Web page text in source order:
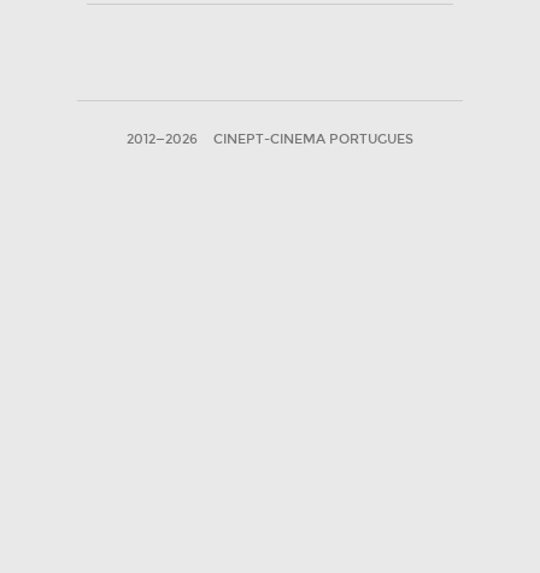
2012—2026 CINEPT-CINEMA PORTUGUES